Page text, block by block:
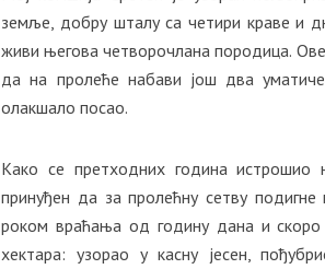
земље, добру шталу са четири краве и
живи његова четворочлана породица. Ове
да на пролеће набави још два
олакшало посао.
Како се претходних година
принуђен да за пролећну сетву
роком враћања од годину дана и
хектара: узорао у касну јесен,